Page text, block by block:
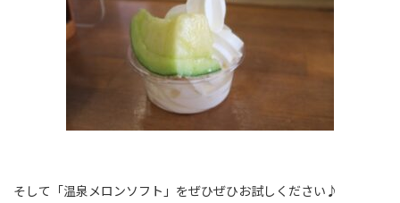
そして「温泉メロンソフト」をぜひぜひお試しください♪